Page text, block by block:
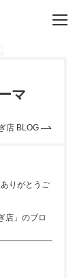
マ
店 BLOG
りがとうご
店」のブロ